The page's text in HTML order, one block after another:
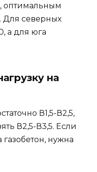
оптимальным
Для северных
а для юга
на
В1,5-В2,5,
В2,5-В3,5. Если
нужна